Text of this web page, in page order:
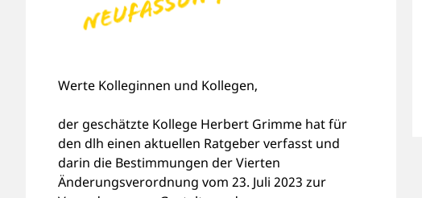
Werte Kolleginnen und Kollegen,
der geschätzte Kollege Herbert Grimme hat für
den dlh einen aktuellen Ratgeber verfasst und
darin die Bestimmungen der Vierten
Änderungsverordnung vom 23. Juli 2023 zur